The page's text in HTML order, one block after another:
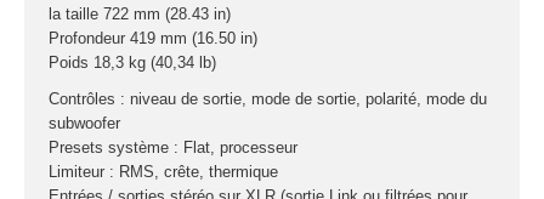
la taille 722 mm (28.43 in)
Profondeur 419 mm (16.50 in)
Poids 18,3 kg (40,34 lb)
Contrôles : niveau de sortie, mode de sortie, polarité, mode du
subwoofer
Presets système : Flat, processeur
Limiteur : RMS, crête, thermique